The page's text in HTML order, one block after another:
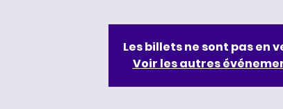
Les billets ne sont pas en
Voir les autres